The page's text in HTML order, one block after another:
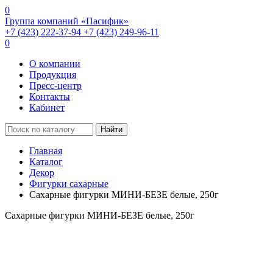
0
Группа компаний «Пасифик»
+7 (423) 222-37-94 +7 (423) 249-96-11
0
О компании
Продукция
Пресс-центр
Контакты
Кабинет
Найти
Главная
Каталог
Декор
Фигурки сахарные
Сахарные фигурки МИНИ-БЕЗЕ белые, 250г
Сахарные фигурки МИНИ-БЕЗЕ белые, 250г